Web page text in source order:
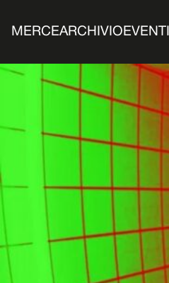
MERCEARCHIVIO EVENTI